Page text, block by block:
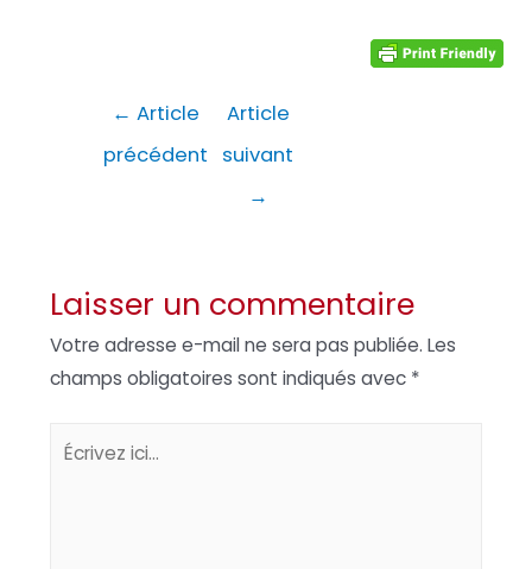
Navigation
l’article
← Article
précédent
Article
suivant
→
Laisser un commentaire
Votre adresse e-mail ne sera pas publiée. Les
champs obligatoires sont indiqués avec *
Écrivez